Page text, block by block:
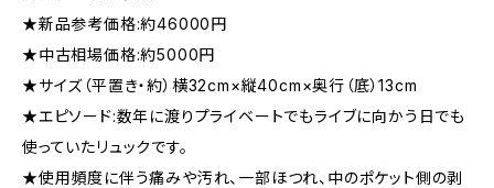
★新品参考価格:約46000円
★中古相場価格:約5000円
★サイズ（平置き・約）横32cm×縦40cm×奥行（底）13cm
★エピソード:数年に渡りプライベートでもライブに向かう日でも
使っていたリュックです。
★使用頻度に伴う痛みや汚れ、一部ほつれ、中のポケット側の剥